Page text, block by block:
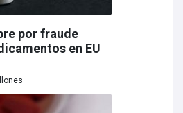
por fraude
en EU